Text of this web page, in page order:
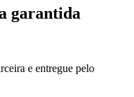
garantida
e entregue pelo